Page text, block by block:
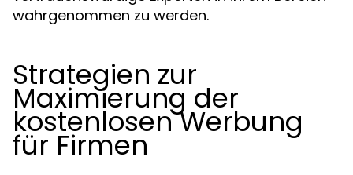
wahrgenommen zu werden.
Strategien zur
Maximierung der
kostenlosen Werbung
für Firmen